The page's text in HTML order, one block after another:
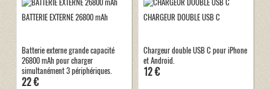
BATTERIE EXTERNE 26800 mAh
Batterie externe grande capacité
26800 mAh pour charger
simultanément 3 périphériques.
22 €
CHARGEUR DOUBLE USB C
Chargeur double USB C pour iPhone
et Android.
12 €